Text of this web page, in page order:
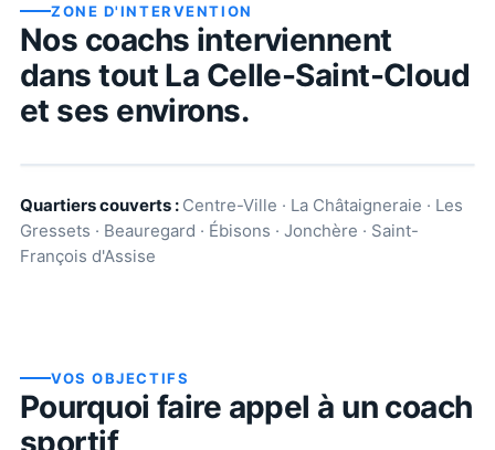
ZONE D'INTERVENTION
Nos coachs interviennent
dans tout La Celle-Saint-Cloud
et ses environs.
Quartiers couverts : Centre-Ville · La Châtaigneraie · Les
Gressets · Beauregard · Ébisons · Jonchère · Saint-
François d'Assise
VOS OBJECTIFS
Pourquoi faire appel à un coach
sportif